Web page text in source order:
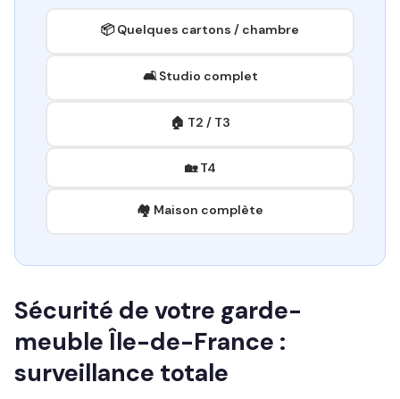
📦 Quelques cartons / chambre
🛋️ Studio complet
🏠 T2 / T3
🏡 T4
🏘️ Maison complète
Sécurité de votre garde-
meuble Île-de-France :
surveillance totale